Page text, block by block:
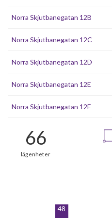
Norra Skjutbanegatan 12B
Norra Skjutbanegatan 12C
Norra Skjutbanegatan 12D
Norra Skjutbanegatan 12E
Norra Skjutbanegatan 12F
48